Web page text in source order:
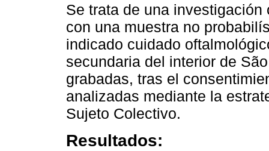
Se trata de una
con una muestra no
indicado cuidado
secundaria del interior de
grabadas, tras el
analizadas mediante la
Sujeto Colectivo.
Resultados: